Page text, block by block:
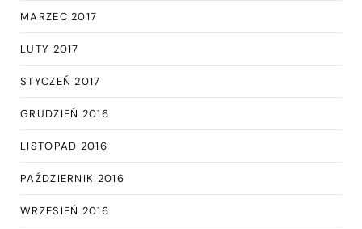
MARZEC 2017
LUTY 2017
STYCZEŃ 2017
GRUDZIEŃ 2016
LISTOPAD 2016
PAŹDZIERNIK 2016
WRZESIEŃ 2016